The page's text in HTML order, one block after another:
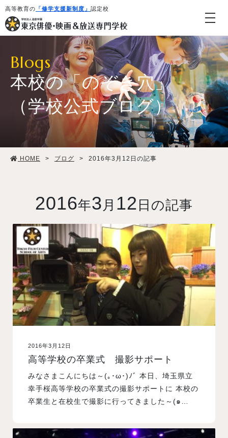
高等教育の 「修学支援新制度」 認定校
学校紹介・教育システム
学生生活
就職・デビュー
入試案内
学校情報
オープンキャンパス
訪問者別メニュー
Blogs
本校の「のぞき穴」
（学校公式ブログ）
HOME > ブログ > 2016年3月12日の記事
2016年3 月 12 日の記事
2016年3月12日
高等学校の卒業式 撮影サポート
みなさまこんにちは～(｡･ω･)ﾉﾞ 本日、埼玉県立
幸手桜高等学校の卒業式の撮影サポートに 本校の
卒業生と在校生で撮影に行ってきました～(๑…